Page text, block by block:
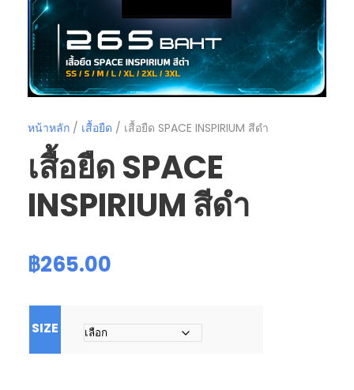
หน้าหลัก / เสื้อยืด / เสื้อยืด SPACE INSPIRIUM สีดำ
เสื้อยืด SPACE
INSPIRIUM สีดำ
฿265.00
SIZE